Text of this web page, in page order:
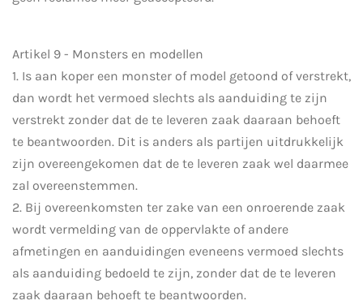
Artikel 9 - Monsters en modellen
1. Is aan koper een monster of model getoond of verstrekt,
dan wordt het vermoed slechts als aanduiding te zijn
verstrekt zonder dat de te leveren zaak daaraan behoeft
te beantwoorden. Dit is anders als partijen uitdrukkelijk
zijn overeengekomen dat de te leveren zaak wel daarmee
zal overeenstemmen.
2. Bij overeenkomsten ter zake van een onroerende zaak
wordt vermelding van de oppervlakte of andere
afmetingen en aanduidingen eveneens vermoed slechts
als aanduiding bedoeld te zijn, zonder dat de te leveren
zaak daaraan behoeft te beantwoorden.